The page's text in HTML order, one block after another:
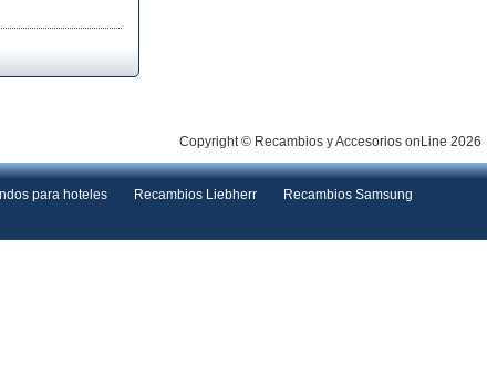
Copyright © Recambios y Accesorios onLine 2026
para hoteles Recambios Liebherr
Recambios Samsung